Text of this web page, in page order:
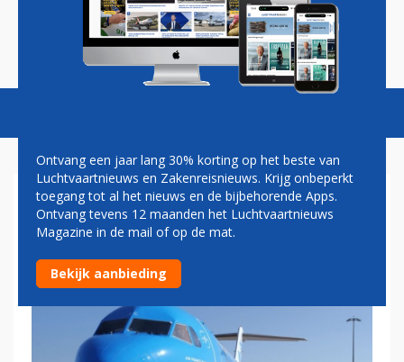
Magazine Podcasts Vacatures
HENK VOGELAAR: TWINTIG
JAAR NA DATO
Ontvang een jaar lang 30% korting op het beste van
Luchtvaartnieuws en Zakenreisnieuws. Krijg onbeperkt
toegang tot al het nieuws en de bijbehorende Apps.
Ontvang tevens 12 maanden het Luchtvaartnieuws
Magazine in de mail of op de mat.
Bekijk aanbieding